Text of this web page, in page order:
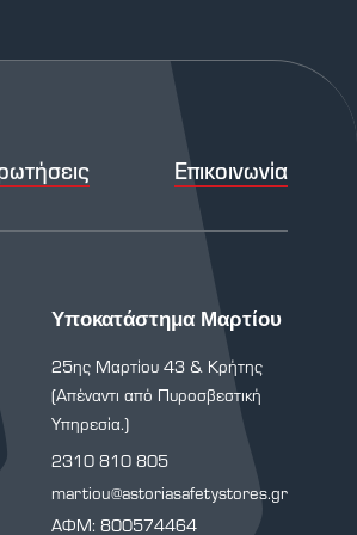
Επικοινωνία
Υποκατάστημα Μαρτίου
25ης Μαρτίου 43 & Κρήτης
(Απέναντι από Πυροσβεστική
Υπηρεσία.)
2310 810 805
martiou@astoriasafetystores.gr
ΑΦΜ: 800574464